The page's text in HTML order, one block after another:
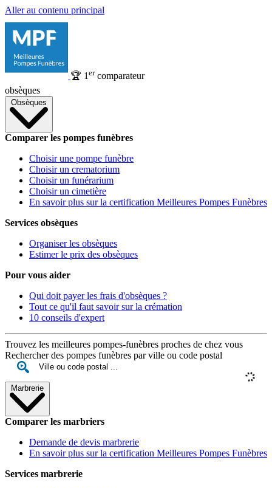
Aller au contenu principal
🏆 1 ercomparateur
obsèques
Obsèques
Comparer les pompes funèbres
Choisir une pompe funèbre
Choisir un crematorium
Choisir un funérarium
Choisir un cimetière
En savoir plus sur la certification Meilleures Pompes Funèbres
Services obsèques
Organiser les obsèques
Estimer le prix des obsèques
Pour vous aider
Qui doit payer les frais d'obsèques ?
Tout ce qu'il faut savoir sur la crémation
10 conseils d'expert
Trouvez les meilleures pompes-funèbres proches de chez vous
Rechercher des pompes funèbres par ville ou code postal
Marbrerie
Comparer les marbriers
Demande de devis marbrerie
En savoir plus sur la certification Meilleures Pompes Funèbres
Services marbrerie